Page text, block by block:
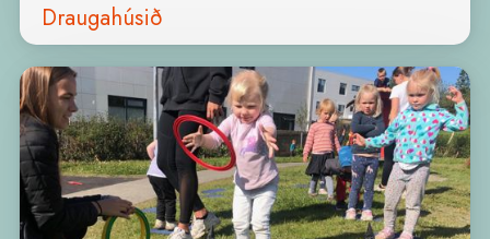
Draugahúsið